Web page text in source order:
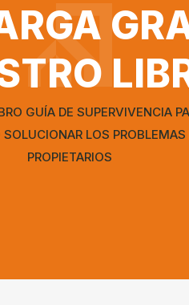
GUÍA DE SUPERVIVENCIA
LOS
PROPIETARIOS